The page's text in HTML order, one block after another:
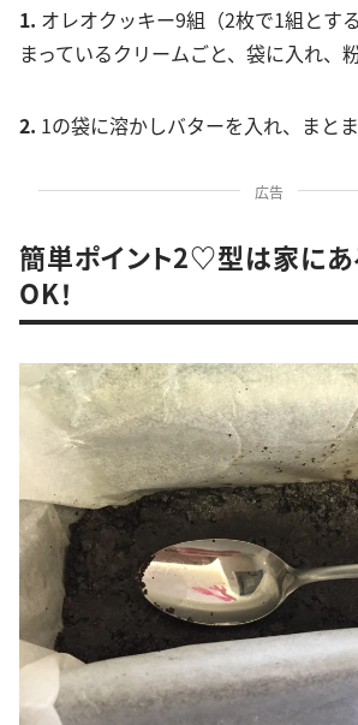
1. オレオクッキー9組（2枚で1組とす
まっているクリームごと、袋に入れ、
2. 1の袋に溶かしバターを入れ、まと
広告
簡単ポイント2♡型は家にあ
OK！